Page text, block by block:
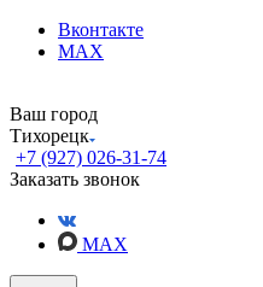
Вконтакте
MAX
Ваш город
Тихорецк
+7 (927) 026-31-74
Заказать звонок
MAX